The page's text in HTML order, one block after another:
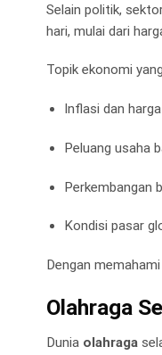
Selain politik,
hari, mulai dari
Topik ekonomi
Inflasi dan
Peluang usaha
Perkembangan
Kondisi pasar
Dengan
Olahraga
Dunia olahraga